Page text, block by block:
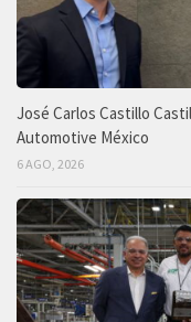
José Carlos Castillo
Automotive México
6 AGO, 2026